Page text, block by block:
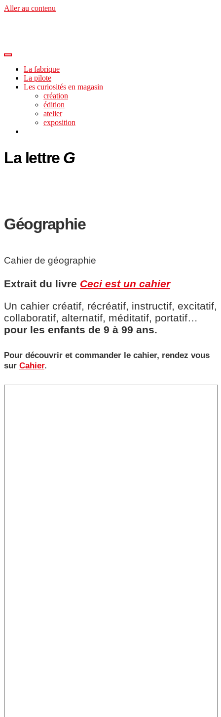
Aller au contenu
La fabrique
La pilote
Les curiosités en magasin
création
édition
atelier
exposition
La lettre G
Géographie
Cahier de géographie
Extrait du livre Ceci est un cahier
Un cahier créatif, récréatif, instructif, excitatif,
collaboratif, alternatif, méditatif, portatif…
pour les enfants de 9 à 99 ans.
Pour découvrir et commander le cahier, rendez vous
sur Cahier.